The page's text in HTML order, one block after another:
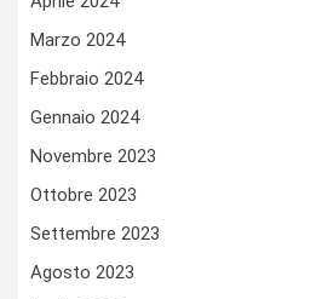
Marzo 2024
Febbraio 2024
Gennaio 2024
Novembre 2023
Ottobre 2023
Settembre 2023
Agosto 2023